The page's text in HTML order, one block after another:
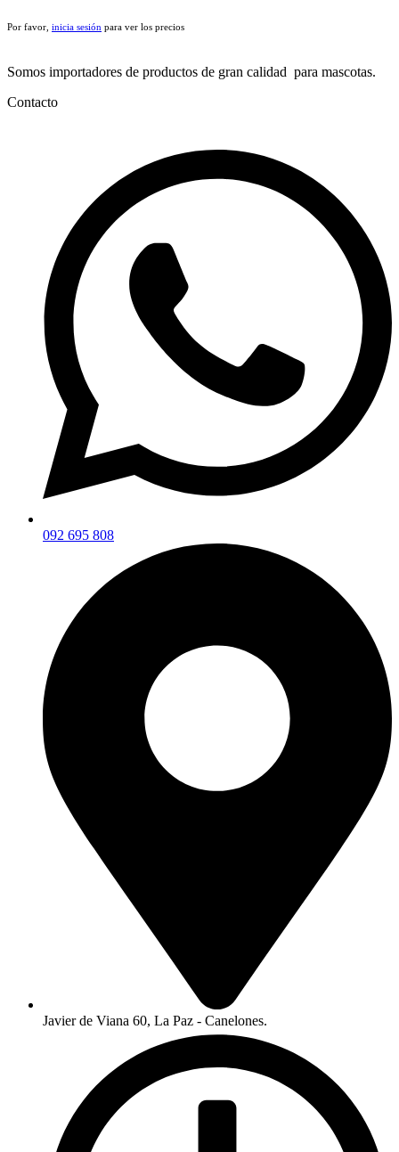
Por favor, inicia sesión para ver los precios
Somos importadores de productos de gran calidad para mascotas.
Contacto
092 695 808
Javier de Viana 60, La Paz - Canelones.